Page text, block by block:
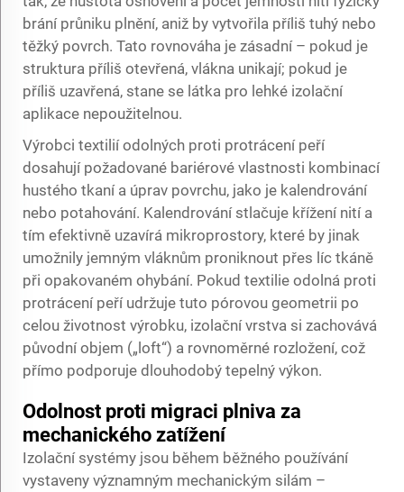
brání průniku plnění, aniž by vytvořila příliš tuhý nebo
těžký povrch. Tato rovnováha je zásadní – pokud je
struktura příliš otevřená, vlákna unikají; pokud je
příliš uzavřená, stane se látka pro lehké izolační
aplikace nepoužitelnou.
Výrobci textilií odolných proti protrácení peří
dosahují požadované bariérové vlastnosti kombinací
hustého tkaní a úprav povrchu, jako je kalendrování
nebo potahování. Kalendrování stlačuje křížení nití a
tím efektivně uzavírá mikroprostory, které by jinak
umožnily jemným vláknům proniknout přes líc tkáně
při opakovaném ohybání. Pokud textilie odolná proti
protrácení peří udržuje tuto pórovou geometrii po
celou životnost výrobku, izolační vrstva si zachovává
původní objem („loft“) a rovnoměrné rozložení, což
přímo podporuje dlouhodobý tepelný výkon.
Odolnost proti migraci plniva za
mechanického zatížení
Izolační systémy jsou během běžného používání
vystaveny významným mechanickým silám –